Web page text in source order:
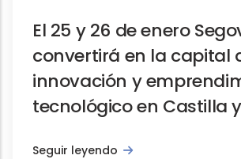
El 25 y 26 de enero
convertirá en la capital
innovación y
tecnológico en Castilla
Seguir leyendo